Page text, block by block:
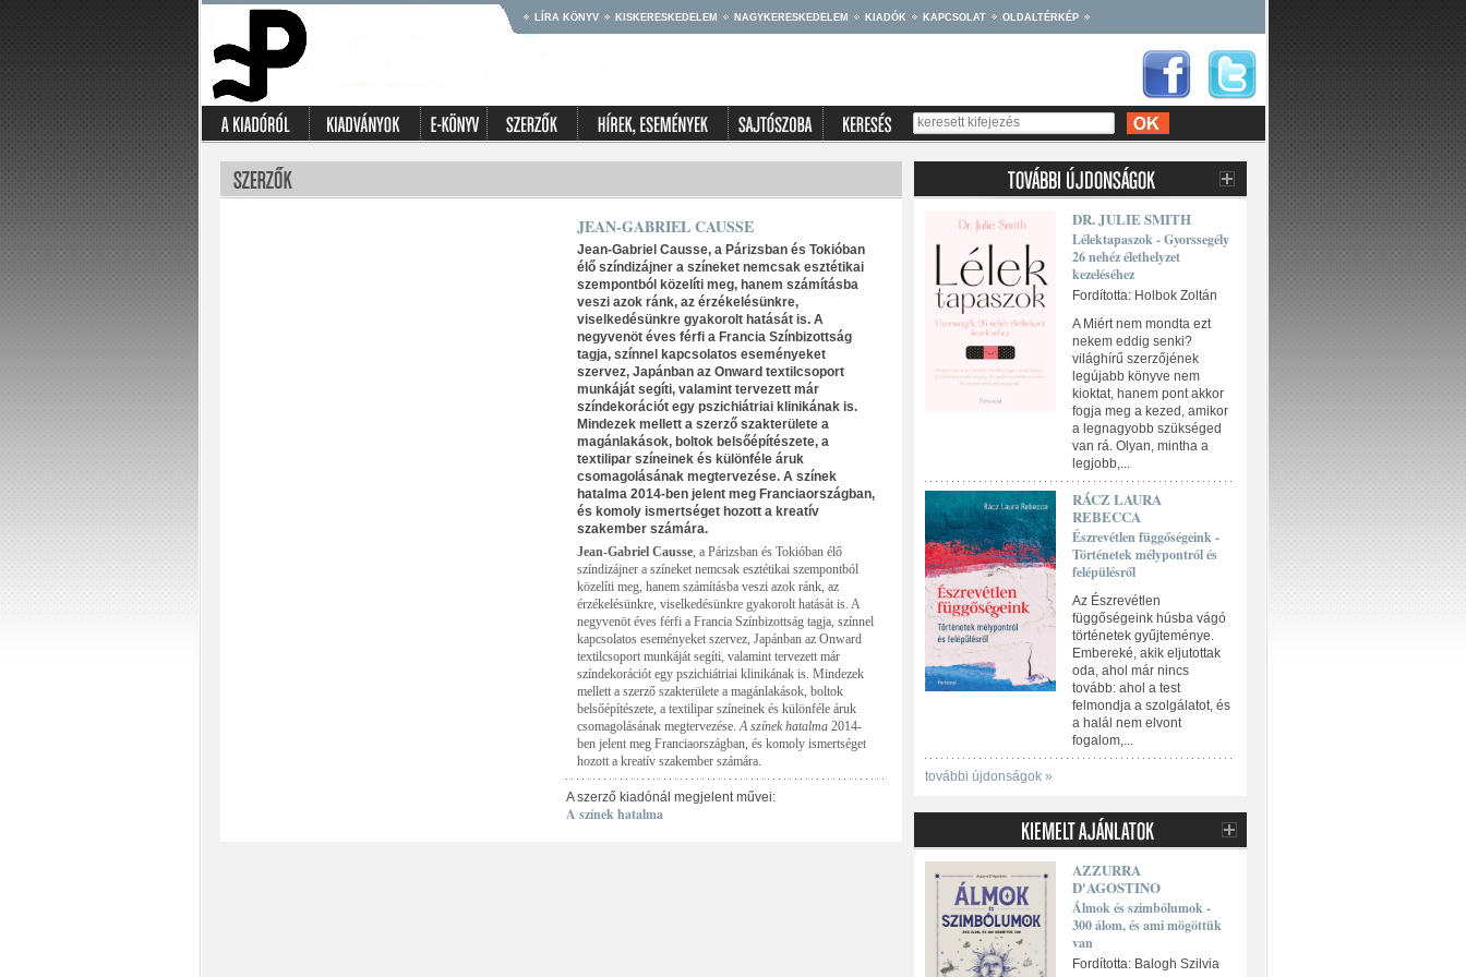
LÍRA KÖNYV KISKERESKEDELEM NAGYKERESKEDELEM KIADÓK KAPCSOLAT OLDALTÉRKÉP
JEAN-GABRIEL CAUSSE
Jean-Gabriel Causse, a Párizsban és Tokióban
élő színdizájner a színeket nemcsak esztétikai
szempontból közelíti meg, hanem számításba
veszi azok ránk, az érzékelésünkre,
viselkedésünkre gyakorolt hatását is. A
negyvenöt éves férfi a Francia Színbizottság
tagja, színnel kapcsolatos eseményeket
szervez, Japánban az Onward textilcsoport
munkáját segíti, valamint tervezett már
színdekorációt egy pszichiátriai klinikának is.
Mindezek mellett a szerző szakterülete a
magánlakások, boltok belsőépítészete, a
textilipar színeinek és különféle áruk
csomagolásának megtervezése. A színek
hatalma 2014-ben jelent meg Franciaországban,
és komoly ismertséget hozott a kreatív
szakember számára.
Jean-Gabriel Causse, a Párizsban és Tokióban élő
színdizájner a színeket nemcsak esztétikai szempontból
közelíti meg, hanem számításba veszi azok ránk, az
érzékelésünkre, viselkedésünkre gyakorolt hatását is. A
negyvenöt éves férfi a Francia Színbizottság tagja, színnel
kapcsolatos eseményeket szervez, Japánban az Onward
textilcsoport munkáját segíti, valamint tervezett már
színdekorációt egy pszichiátriai klinikának is. Mindezek
mellett a szerző szakterülete a magánlakások, boltok
belsőépítészete, a textilipar színeinek és különféle áruk
csomagolásának megtervezése.A színek hatalma2014-
ben jelent meg Franciaországban, és komoly ismertséget
hozott a kreatív szakember számára.
A szerző kiadónál megjelent művei:
A színek hatalma
DR. JULIE SMITH
Lélektapaszok - Gyorssegély
26 nehéz élethelyzet
kezeléséhez
Fordította: Holbok Zoltán
A Miért nem mondta ezt
nekem eddig senki?
világhírű szerzőjének
legújabb könyve nem
kioktat, hanem pont akkor
fogja meg a kezed, amikor
a legnagyobb szükséged
van rá. Olyan, mintha a
legjobb,...
RÁCZ LAURA
REBECCA
Észrevétlen függőségeink -
Történetek mélypontról és
felépülésről
Az Észrevétlen
függőségeink húsba vágó
történetek gyűjteménye.
Embereké, akik eljutottak
oda, ahol már nincs
tovább: ahol a test
felmondja a szolgálatot, és
a halál nem elvont
fogalom,...
további újdonságok »
AZZURRA
D'AGOSTINO
Álmok és szimbólumok -
300 álom, és ami mögöttük
van
Fordította: Balogh Szilvia